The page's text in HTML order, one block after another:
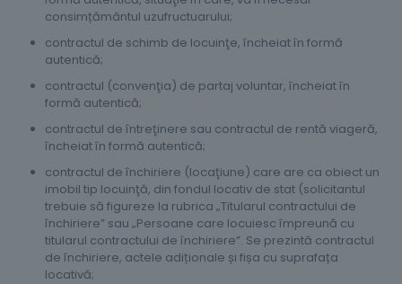
consimțământul uzufructuarului;
contractul de schimb de locuinţe, încheiat în formă
autentică;
contractul (convenţia) de partaj voluntar, încheiat în
formă autentică;
contractul de întreţinere sau contractul de rentă viageră,
încheiat în formă autentică;
contractul de închiriere (locaţiune) care are ca obiect un
imobil tip locuinţă, din fondul locativ de stat (solicitantul
trebuie să figureze la rubrica „Titularul contractului de
închiriere” sau „Persoane care locuiesc împreună cu
titularul contractului de închiriere”. Se prezintă contractul
de închiriere, actele adiționale și fișa cu suprafața
locativă;